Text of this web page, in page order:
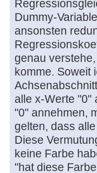
Dummy-
ansonsten
genau
komme. Soweit
alle x-Werte "0"
"0" annehmen,
gelten, dass
Diese
keine Farbe
"hat diese